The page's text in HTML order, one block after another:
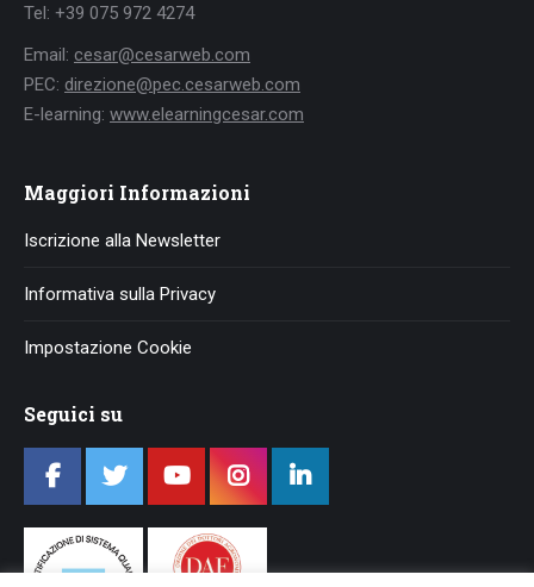
Tel: +39 075 972 4274
Email: cesar@cesarweb.com
PEC: direzione@pec.cesarweb.com
E-learning: www.elearningcesar.com
Maggiori Informazioni
Iscrizione alla Newsletter
Informativa sulla Privacy
Impostazione Cookie
Seguici su